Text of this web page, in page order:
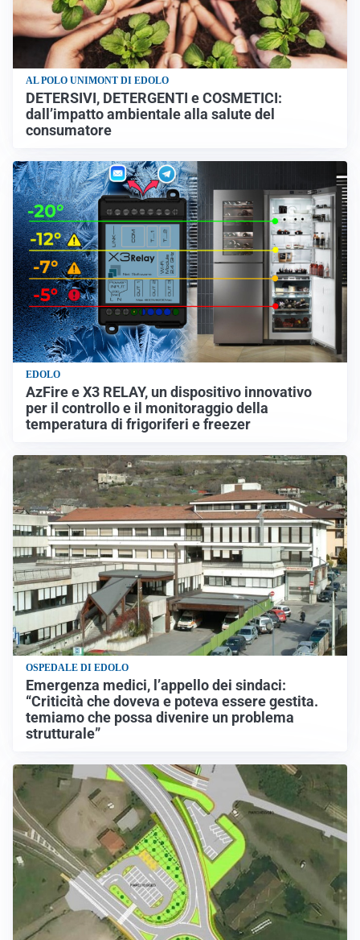
AL POLO UNIMONT DI EDOLO
DETERSIVI, DETERGENTI e COSMETICI:
dall’impatto ambientale alla salute del
consumatore
EDOLO
AzFire e X3 RELAY, un dispositivo innovativo
per il controllo e il monitoraggio della
temperatura di frigoriferi e freezer
OSPEDALE DI EDOLO
Emergenza medici, l’appello dei sindaci:
“Criticità che doveva e poteva essere gestita.
temiamo che possa divenire un problema
strutturale”